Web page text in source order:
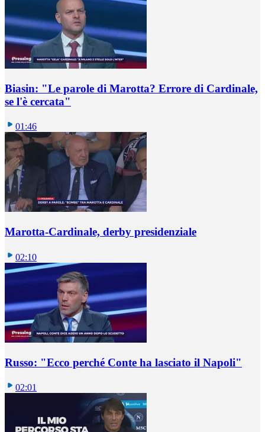
Biasin: "Le parole di Marotta? Errore di Cardinale,
se l'è cercata"
01:46
Marotta-Cardinale, derby presidenziale
02:10
Russo: "Ecco perché Conte ha lasciato il Napoli"
02:01